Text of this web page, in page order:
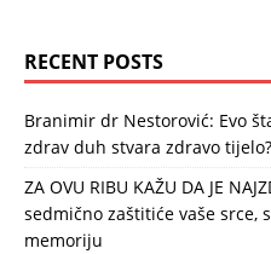
RECENT POSTS
Branimir dr Nestorović: Evo
zdrav duh stvara zdravo tijelo?
ZA OVU RIBU KAŽU DA JE
sedmično zaštitiće vaše
memoriju